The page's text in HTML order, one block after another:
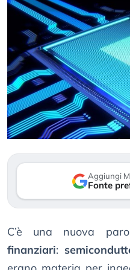
Aggiungi
Fonte
C’è una nuova
finanziari: